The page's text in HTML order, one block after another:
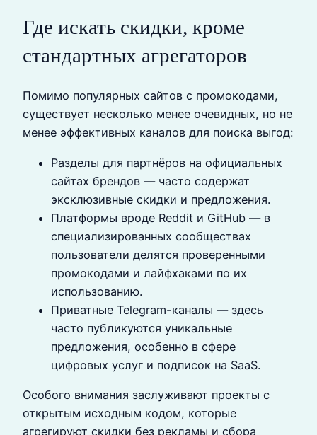
Где искать скидки, кроме
стандартных агрегаторов
Помимо популярных сайтов с промокодами,
существует несколько менее очевидных, но не
менее эффективных каналов для поиска выгод:
Разделы для партнёров на официальных
сайтах брендов — часто содержат
эксклюзивные скидки и предложения.
Платформы вроде Reddit и GitHub — в
специализированных сообществах
пользователи делятся проверенными
промокодами и лайфхаками по их
использованию.
Приватные Telegram-каналы — здесь
часто публикуются уникальные
предложения, особенно в сфере
цифровых услуг и подписок на SaaS.
Особого внимания заслуживают проекты с
открытым исходным кодом, которые
агрегируют скидки без рекламы и сбора